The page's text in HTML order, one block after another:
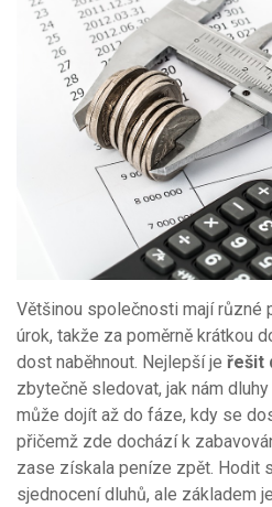
Většinou společnosti mají různé
úrok, takže za poměrně krátkou
dost naběhnout. Nejlepší je řešit
zbytečně sledovat, jak nám
může dojít až do fáze, kdy se
přičemž zde dochází k
zase získala peníze zpět. Hodit
sjednocení dluhů, ale základem